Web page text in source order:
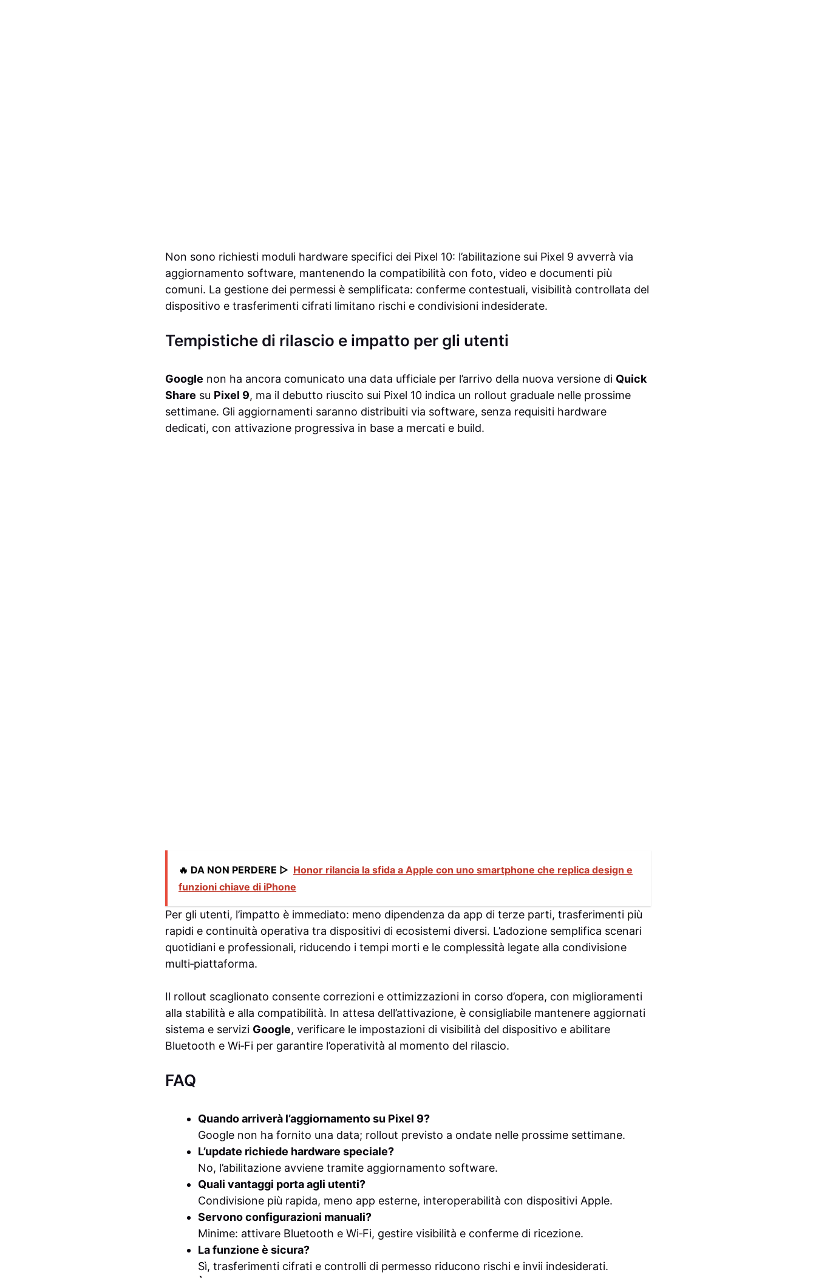
Non sono richiesti moduli hardware specifici dei Pixel 10: l’abilitazione sui Pixel 9 avverrà via
aggiornamento software, mantenendo la compatibilità con foto, video e documenti più
comuni. La gestione dei permessi è semplificata: conferme contestuali, visibilità controllata del
dispositivo e trasferimenti cifrati limitano rischi e condivisioni indesiderate.
Tempistiche di rilascio e impatto per gli utenti
Google non ha ancora comunicato una data ufficiale per l’arrivo della nuova versione di Quick
Share su Pixel 9, ma il debutto riuscito sui Pixel 10 indica un rollout graduale nelle prossime
settimane. Gli aggiornamenti saranno distribuiti via software, senza requisiti hardware
dedicati, con attivazione progressiva in base a mercati e build.
🔥 DA NON PERDERE ▷ Honor rilancia la sfida a Apple con uno smartphone che replica design e
funzioni chiave di iPhone
Per gli utenti, l’impatto è immediato: meno dipendenza da app di terze parti, trasferimenti più
rapidi e continuità operativa tra dispositivi di ecosistemi diversi. L’adozione semplifica scenari
quotidiani e professionali, riducendo i tempi morti e le complessità legate alla condivisione
multi‑piattaforma.
Il rollout scaglionato consente correzioni e ottimizzazioni in corso d’opera, con miglioramenti
alla stabilità e alla compatibilità. In attesa dell’attivazione, è consigliabile mantenere aggiornati
sistema e servizi Google, verificare le impostazioni di visibilità del dispositivo e abilitare
Bluetooth e Wi‑Fi per garantire l’operatività al momento del rilascio.
FAQ
Quando arriverà l’aggiornamento su Pixel 9?
Google non ha fornito una data; rollout previsto a ondate nelle prossime settimane.
L’update richiede hardware speciale?
No, l’abilitazione avviene tramite aggiornamento software.
Quali vantaggi porta agli utenti?
Condivisione più rapida, meno app esterne, interoperabilità con dispositivi Apple.
Servono configurazioni manuali?
Minime: attivare Bluetooth e Wi‑Fi, gestire visibilità e conferme di ricezione.
La funzione è sicura?
Sì, trasferimenti cifrati e controlli di permesso riducono rischi e invii indesiderati.